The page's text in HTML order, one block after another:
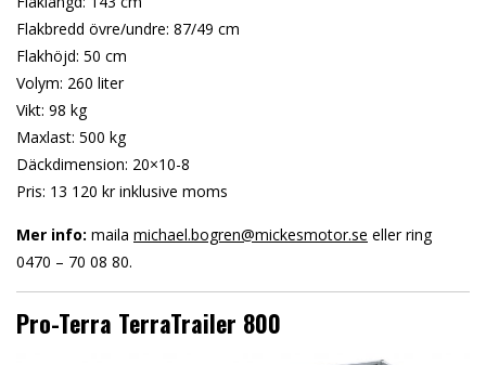
Flakbredd övre/undre: 87/49 cm
Flakhöjd: 50 cm
Volym: 260 liter
Vikt: 98 kg
Maxlast: 500 kg
Däckdimension: 20×10-8
Pris: 13 120 kr inklusive moms
Mer info: maila michael.bogren@mickesmotor.se eller ring
0470 – 70 08 80.
Pro-Terra TerraTrailer 800